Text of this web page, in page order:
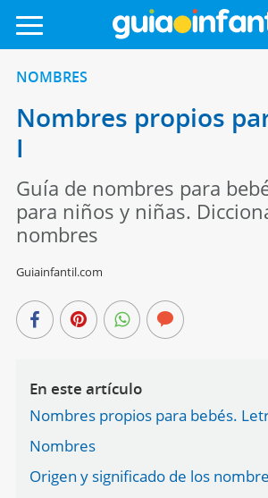
NOMBRES
Nombres propios
I
Guía de nombres para
para niños y niñas.
nombres
Guiainfantil.com
En este artículo
Nombres propios para bebés.
Nombres
Origen y significado de los